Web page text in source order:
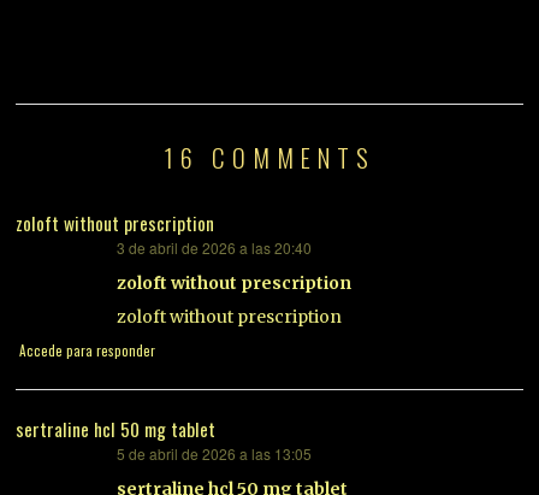
16 COMMENTS
zoloft without prescription
3 de abril de 2026 a las 20:40
zoloft without prescription
zoloft without prescription
Accede para responder
sertraline hcl 50 mg tablet
5 de abril de 2026 a las 13:05
sertraline hcl 50 mg tablet